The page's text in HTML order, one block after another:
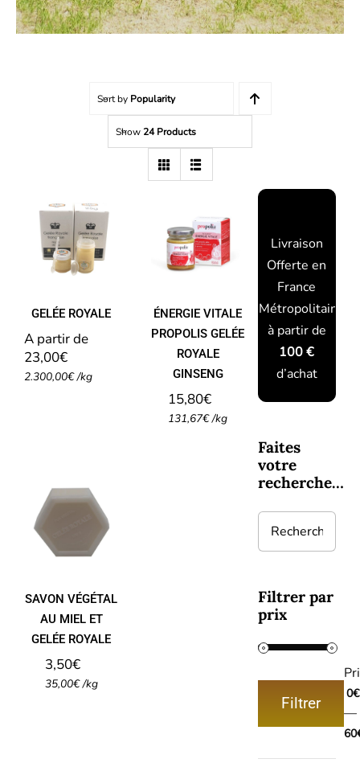
Sort by Popularity
Show24 Products
GELÉE
ROYALE
GELÉE ROYALE
A partir de
23,00€
2.300,00€ /kg
PROPOLIS
GELÉE
ROYALE
GINSENG
ÉNERGIE VITALE
PROPOLIS GELÉE
ROYALE
GINSENG
15,80€
131,67€ /kg
VÉGÉTAL
AU MIEL
GELÉE
ROYALE
SAVON VÉGÉTAL
AU MIEL ET
GELÉE ROYALE
3,50€
35,00€ /kg
Livraison
Offerte en
France
Métropolitaine
à partir de
100 €
d’achat
Faites
votre
recherche…
Filtrer par
prix
Filtrer
0€
—